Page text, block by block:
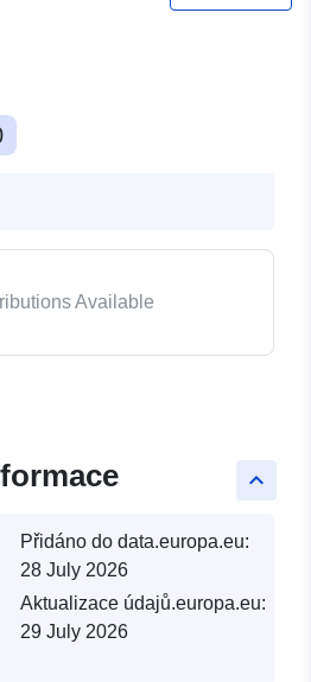
Available
keyboard_arrow_up
Přidáno do data.europa.eu:
28 July 2026
Aktualizace údajů.europa.eu:
29 July 2026